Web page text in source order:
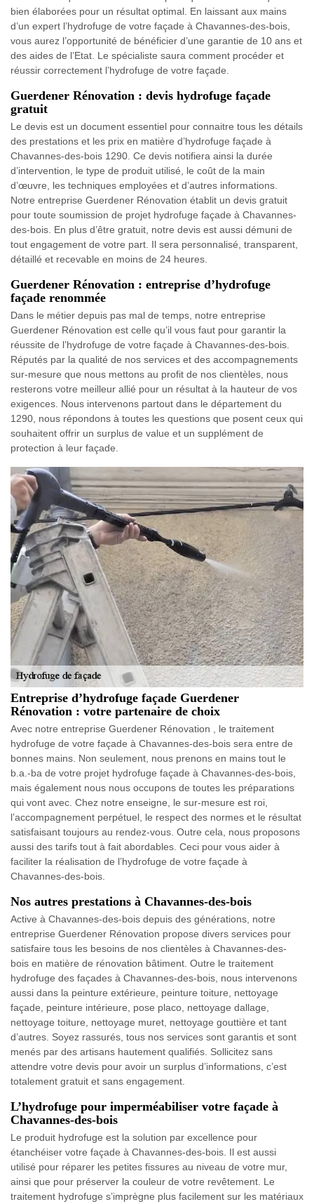
bien élaborées pour un résultat optimal. En laissant aux mains
d’un expert l’hydrofuge de votre façade à Chavannes-des-bois,
vous aurez l’opportunité de bénéficier d’une garantie de 10 ans et
des aides de l’Etat. Le spécialiste saura comment procéder et
réussir correctement l’hydrofuge de votre façade.
Guerdener Rénovation : devis hydrofuge façade
gratuit
Le devis est un document essentiel pour connaitre tous les détails
des prestations et les prix en matière d’hydrofuge façade à
Chavannes-des-bois 1290. Ce devis notifiera ainsi la durée
d’intervention, le type de produit utilisé, le coût de la main
d’œuvre, les techniques employées et d’autres informations.
Notre entreprise Guerdener Rénovation établit un devis gratuit
pour toute soumission de projet hydrofuge façade à Chavannes-
des-bois. En plus d’être gratuit, notre devis est aussi démuni de
tout engagement de votre part. Il sera personnalisé, transparent,
détaillé et recevable en moins de 24 heures.
Guerdener Rénovation : entreprise d’hydrofuge
façade renommée
Dans le métier depuis pas mal de temps, notre entreprise
Guerdener Rénovation est celle qu’il vous faut pour garantir la
réussite de l’hydrofuge de votre façade à Chavannes-des-bois.
Réputés par la qualité de nos services et des accompagnements
sur-mesure que nous mettons au profit de nos clientèles, nous
resterons votre meilleur allié pour un résultat à la hauteur de vos
exigences. Nous intervenons partout dans le département du
1290, nous répondons à toutes les questions que posent ceux qui
souhaitent offrir un surplus de value et un supplément de
protection à leur façade.
Entreprise d’hydrofuge façade Guerdener
Rénovation : votre partenaire de choix
Avec notre entreprise Guerdener Rénovation , le traitement
hydrofuge de votre façade à Chavannes-des-bois sera entre de
bonnes mains. Non seulement, nous prenons en mains tout le
b.a.-ba de votre projet hydrofuge façade à Chavannes-des-bois,
mais également nous nous occupons de toutes les préparations
qui vont avec. Chez notre enseigne, le sur-mesure est roi,
l’accompagnement perpétuel, le respect des normes et le résultat
satisfaisant toujours au rendez-vous. Outre cela, nous proposons
aussi des tarifs tout à fait abordables. Ceci pour vous aider à
faciliter la réalisation de l’hydrofuge de votre façade à
Chavannes-des-bois.
Nos autres prestations à Chavannes-des-bois
Active à Chavannes-des-bois depuis des générations, notre
entreprise Guerdener Rénovation propose divers services pour
satisfaire tous les besoins de nos clientèles à Chavannes-des-
bois en matière de rénovation bâtiment. Outre le traitement
hydrofuge des façades à Chavannes-des-bois, nous intervenons
aussi dans la peinture extérieure, peinture toiture, nettoyage
façade, peinture intérieure, pose placo, nettoyage dallage,
nettoyage toiture, nettoyage muret, nettoyage gouttière et tant
d’autres. Soyez rassurés, tous nos services sont garantis et sont
menés par des artisans hautement qualifiés. Sollicitez sans
attendre votre devis pour avoir un surplus d’informations, c’est
totalement gratuit et sans engagement.
L’hydrofuge pour imperméabiliser votre façade à
Chavannes-des-bois
Le produit hydrofuge est la solution par excellence pour
étanchéiser votre façade à Chavannes-des-bois. Il est aussi
utilisé pour réparer les petites fissures au niveau de votre mur,
ainsi que pour préserver la couleur de votre revêtement. Le
traitement hydrofuge s’imprègne plus facilement sur les matériaux